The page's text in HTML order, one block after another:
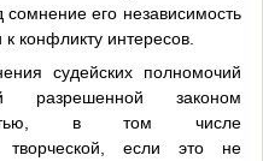
сомнение его независимость
конфликту интересов.
судейских полномочий
разрешенной законом
в том числе
творческой, если это не